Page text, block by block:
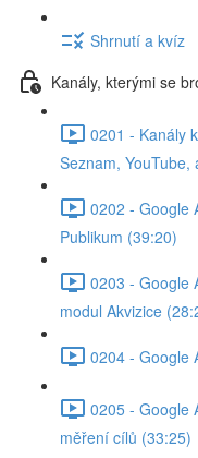
Shrnutí a kvíz
Kanály, kterými se
0201 - Kanály
Seznam,
0202 - Google
Publikum (39:20)
0203 - Google
modul Akvizice
0204 - Google
0205 - Google
měření cílů (33:25)